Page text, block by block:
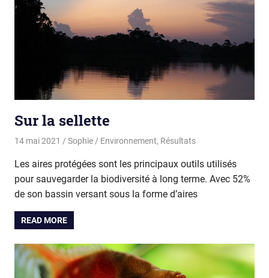
Sur la sellette
14 mai 2021 Sophie Environnement, Résultats
Les aires protégées sont les principaux outils utilisés
pour sauvegarder la biodiversité à long terme. Avec 52%
de son bassin versant sous la forme d’aires
READ MORE